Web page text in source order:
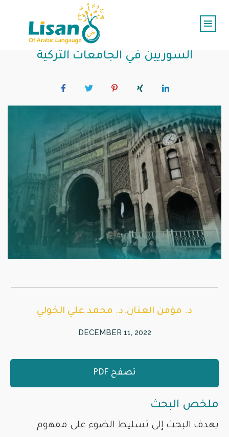
معالم تشكل الثقافة الثالثة عند الطلاب
السوريين في الجامعات التركية
د. مؤمن العنان, د. محمد علي الخولي
DECEMBER 11, 2022
تصفح PDF
ملخص البحث
يهدف البحث إلى تسليط الضوء على مفهوم